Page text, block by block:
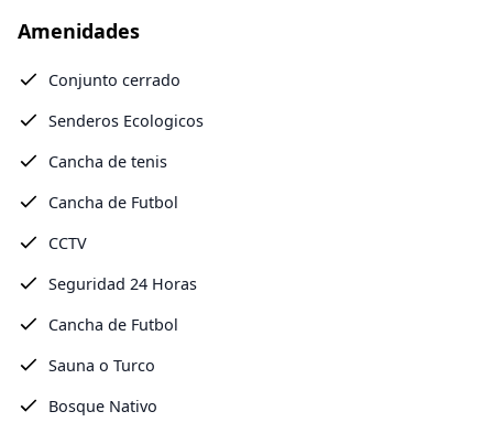
Amenidades
Conjunto cerrado
Senderos Ecologicos
Cancha de tenis
Cancha de Futbol
CCTV
Seguridad 24 Horas
Cancha de Futbol
Sauna o Turco
Bosque Nativo